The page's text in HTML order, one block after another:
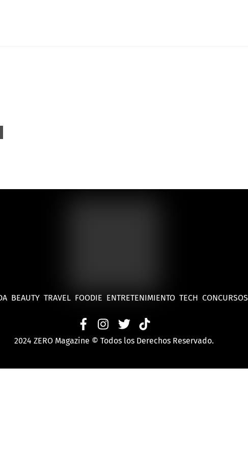
BEAUTY TRAVEL FOODIE ENTRETENIMIENTO TECH CONCURSOS
2024 ZERO Magazine © Todos los Derechos Reservado.